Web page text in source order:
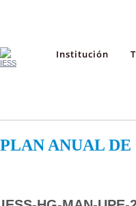
Institución
PLAN ANUAL